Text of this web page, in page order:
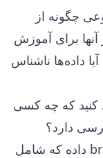
چگونه از
آنها برای آموزش
داده‌ها ناشناس
کنید که چه کسی
دارد؟
این سوالات بی‌اهمیت نیستند. یک breach داده که شامل